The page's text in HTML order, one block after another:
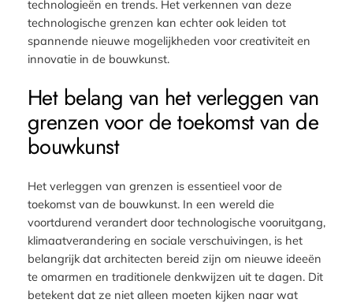
technologieën en trends. Het verkennen van deze
technologische grenzen kan echter ook leiden tot
spannende nieuwe mogelijkheden voor creativiteit en
innovatie in de bouwkunst.
Het belang van het verleggen van
grenzen voor de toekomst van de
bouwkunst
Het verleggen van grenzen is essentieel voor de
toekomst van de bouwkunst. In een wereld die
voortdurend verandert door technologische vooruitgang,
klimaatverandering en sociale verschuivingen, is het
belangrijk dat architecten bereid zijn om nieuwe ideeën
te omarmen en traditionele denkwijzen uit te dagen. Dit
betekent dat ze niet alleen moeten kijken naar wat